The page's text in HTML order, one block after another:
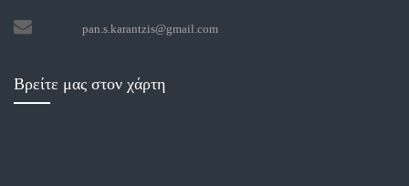
pan.s.karantzis@gmail.com
Βρείτε μας στον χάρτη